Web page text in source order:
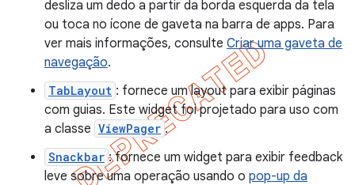
desliza um dedo a partir da borda esquerda da tela
ou toca no ícone de gaveta na barra de apps. Para
ver mais informações, consulte Criar uma gaveta de
navegação.
TabLayout : fornece um layout para exibir páginas
com guias. Este widget foi projetado para uso com
a classe ViewPager .
Snackbar : fornece um widget para exibir feedback
leve sobre uma operação usando o pop-up da